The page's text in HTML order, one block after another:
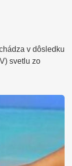
v dôsledku
svetlu zo